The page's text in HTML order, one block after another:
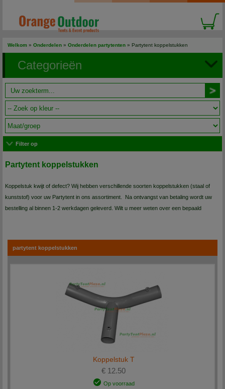
Welkom » Onderdelen » Onderdelen partytenten » Partytent koppelstukken
Categorieën
Filter op
Partytent koppelstukken
Koppelstuk kwijt of defect? Wij hebben verschillende soorten koppelstukken (staal of
kunststof) voor uw Partytent in ons assortiment. Na ontvangst van betaling wordt uw
bestelling al binnen 1-2 werkdagen geleverd. Wilt u meer weten over een bepaald
partytent koppelstukken
Koppelstuk T
€ 12.50
Op voorraad